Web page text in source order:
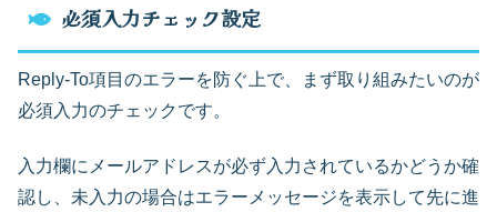
必須入力チェック設定
Reply-To項目のエラーを防ぐ上で、まず取り組みたいのが
必須入力のチェックです。
入力欄にメールアドレスが必ず入力されているかどうか確
認し、未入力の場合はエラーメッセージを表示して先に進